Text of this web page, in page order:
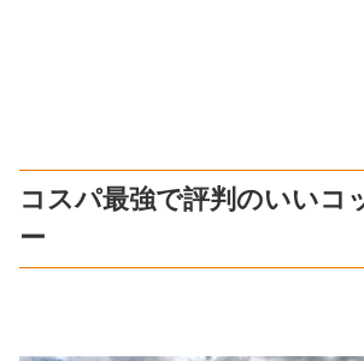
コスパ最強で評判のいいコ
ー